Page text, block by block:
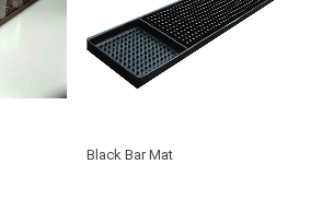
Black Bar Mat